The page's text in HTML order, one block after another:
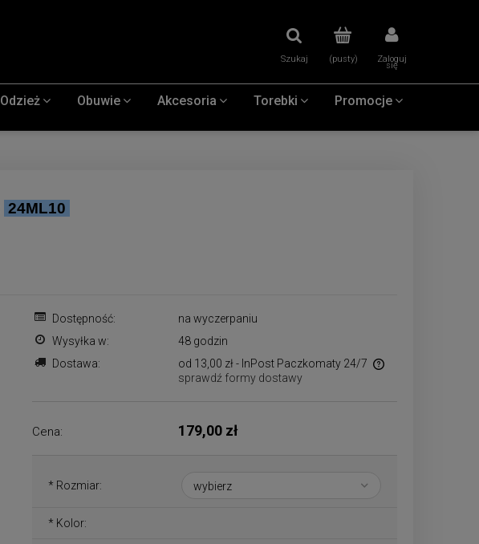
(pusty) Zaloguj
się
Szukaj
Odzież Obuwie Akcesoria Torebki Promocje
24ML10
Dostępność:
na wyczerpaniu
Wysyłka w:
48 godzin
Dostawa:
od 13,00 zł - InPost Paczkomaty 24/7
sprawdź formy dostawy
Cena: 179,00 zł
* Rozmiar:
* Kolor: